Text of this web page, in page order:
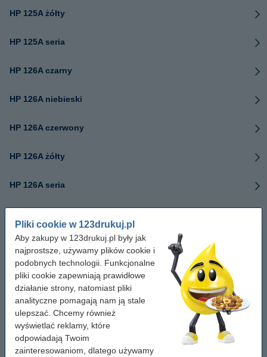
Pliki cookie w 123drukuj.pl
Aby zakupy w 123drukuj.pl były jak
najprostsze, używamy plików cookie i
podobnych technologii. Funkcjonalne
pliki cookie zapewniają prawidłowe
działanie strony, natomiast pliki
analityczne pomagają nam ją stale
ulepszać. Chcemy również
wyświetlać reklamy, które
odpowiadają Twoim
zainteresowaniom, dlatego używamy
HP 125A żółty
HP 125A seria
HP 126A czarny
HP 126A niebieski
HP 126A czerwony
HP 126A żółty
HP 126A seria
HP 128A niebieski
HP 128A czerwony
HP 128A żółty
HP 128A seria